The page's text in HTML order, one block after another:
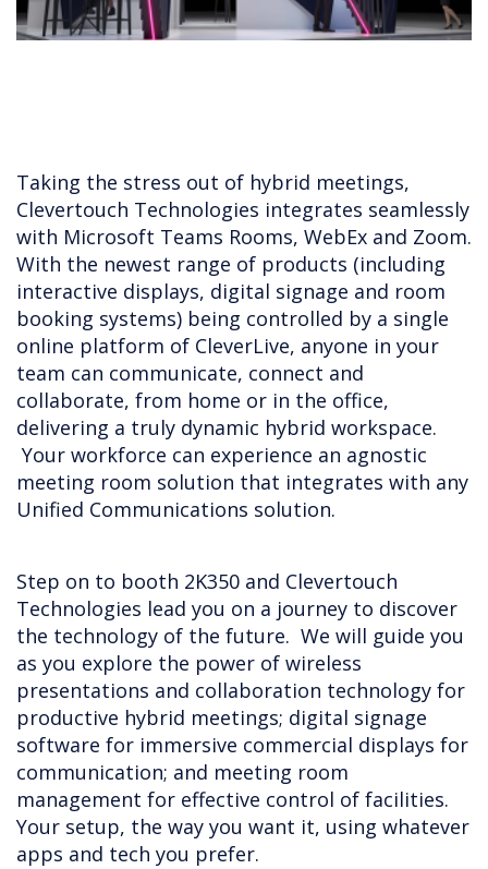
Taking the stress out of hybrid meetings,
Clevertouch Technologies integrates seamlessly
with Microsoft Teams Rooms, WebEx and Zoom.
With the newest range of products (including
interactive displays, digital signage and room
booking systems) being controlled by a single
online platform of CleverLive, anyone in your
team can communicate, connect and
collaborate, from home or in the office,
delivering a truly dynamic hybrid workspace.
Your workforce can experience an agnostic
meeting room solution that integrates with any
Unified Communications solution.
Step on to booth 2K350 and Clevertouch
Technologies lead you on a journey to discover
the technology of the future. We will guide you
as you explore the power of wireless
presentations and collaboration technology for
productive hybrid meetings; digital signage
software for immersive commercial displays for
communication; and meeting room
management for effective control of facilities.
Your setup, the way you want it, using whatever
apps and tech you prefer.